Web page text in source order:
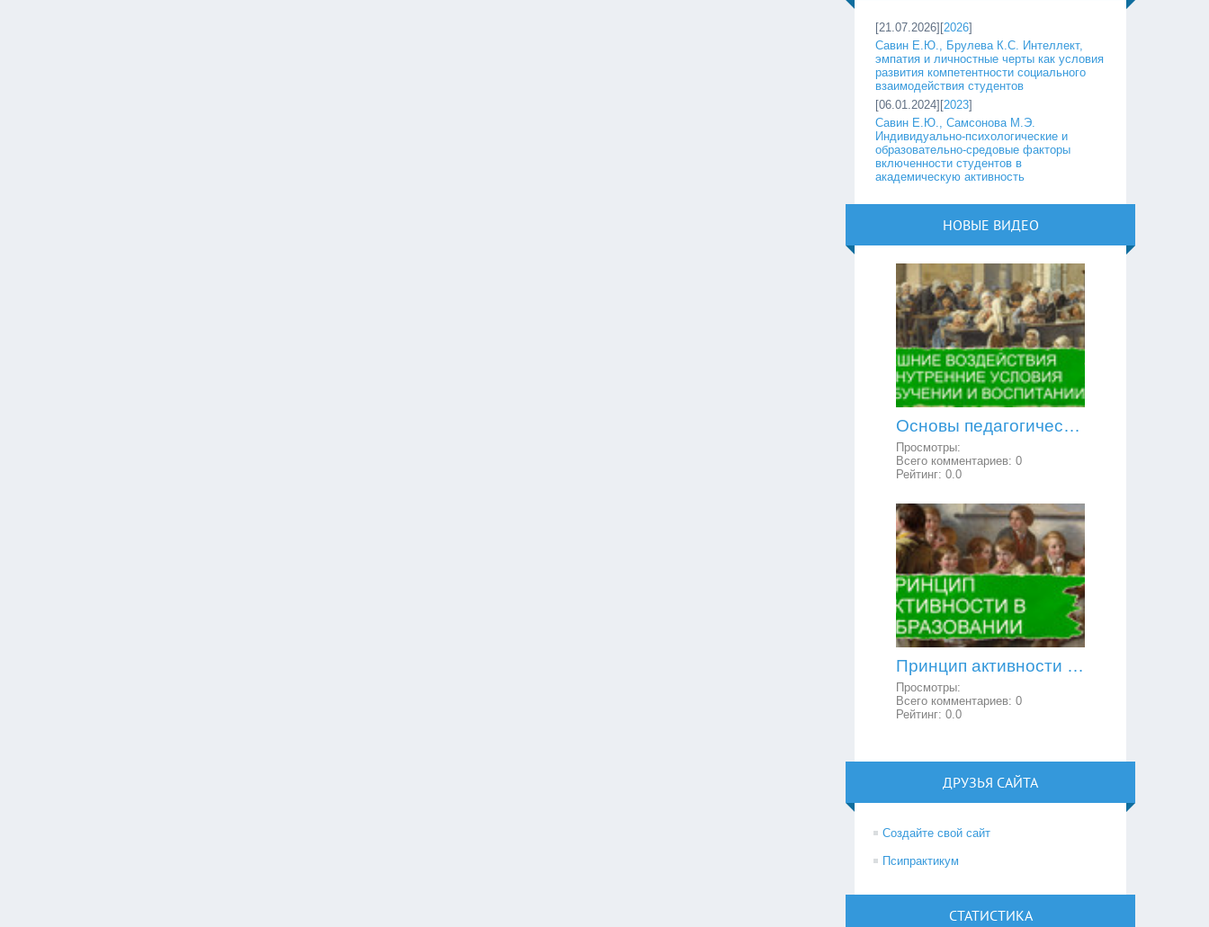
[21.07.2026][2026]
Савин Е.Ю., Брулева К.С. Интеллект,
эмпатия и личностные черты как условия
развития компетентности социального
взаимодействия студентов
[06.01.2024][2023]
Савин Е.Ю., Самсонова М.Э.
Индивидуально-психологические и
образовательно-средовые факторы
включенности студентов в
академическую активность
НОВЫЕ ВИДЕО
Основы педагогической психологии: внешние воздействия и внутренние условия в обучении и воспитании
Просмотры:
Всего комментариев:0
Рейтинг:0.0
Принцип активности в образовании
Просмотры:
Всего комментариев:0
Рейтинг:0.0
ДРУЗЬЯ САЙТА
Создайте свой сайт
Псипрактикум
СТАТИСТИКА